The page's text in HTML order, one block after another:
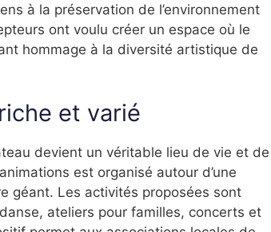
à la préservation de l’environnement
ont voulu créer un espace où le
hommage à la diversité artistique de
et varié
devient un véritable lieu de vie et de
est organisé autour d’une
géant. Les activités proposées sont
ateliers pour familles, concerts et